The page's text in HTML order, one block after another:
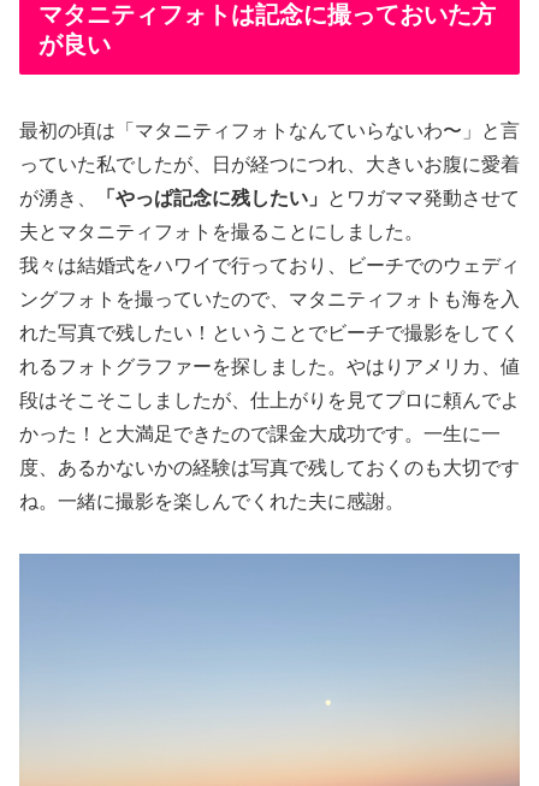
マタニティフォトは記念に撮っておいた方
が良い
最初の頃は「マタニティフォトなんていらないわ〜」と言
っていた私でしたが、日が経つにつれ、大きいお腹に愛着
が湧き、
「やっぱ記念に残したい」
とワガママ発動させて
夫とマタニティフォトを撮ることにしました。
我々は結婚式をハワイで行っており、ビーチでのウェディ
ングフォトを撮っていたので、マタニティフォトも海を入
れた写真で残したい！ということでビーチで撮影をしてく
れるフォトグラファーを探しました。やはりアメリカ、値
段はそこそこしましたが、仕上がりを見てプロに頼んでよ
かった！と大満足できたので課金大成功です。一生に一
度、あるかないかの経験は写真で残しておくのも大切です
ね。一緒に撮影を楽しんでくれた夫に感謝。